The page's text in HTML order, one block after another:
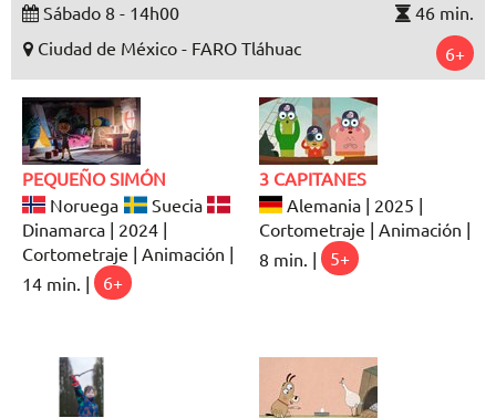
Sábado 8 - 14h00
46 min.
Ciudad de México - FARO Tláhuac
6+
PEQUEÑO SIMÓN
Noruega
Suecia
Dinamarca | 2024 |
Cortometraje | Animación |
14 min. |
6+
3 CAPITANES
Alemania | 2025 |
Cortometraje | Animación |
8 min. |
5+